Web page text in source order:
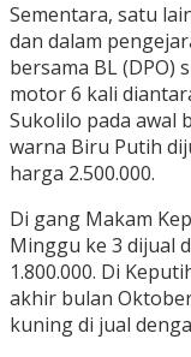
Sementara, satu
dan dalam
bersama BL (DPO)
motor 6 kali
Sukolilo pada awal
warna Biru Putih
harga 2.500.000.
Di gang Makam
Minggu ke 3 dijual
1.800.000. Di
akhir bulan
kuning di jual